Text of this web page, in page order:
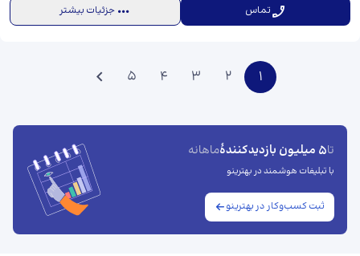
تماس جزئیات بیشتر
1
2
3
4
5
تا5 میلیون بازدیدکنندهٔ ماهانه
با تبلیغات هوشمند در بهترینو
ثبت کسب‌وکار در بهترینو